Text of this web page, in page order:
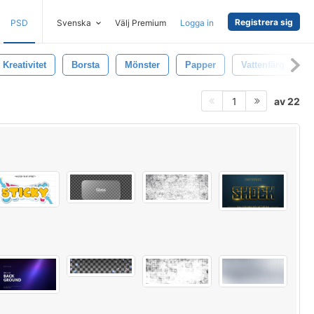
PSD Svenska Välj Premium Logga in Registrera sig
Kreativitet Borsta Mönster Papper Vattenfärg
1 av 22